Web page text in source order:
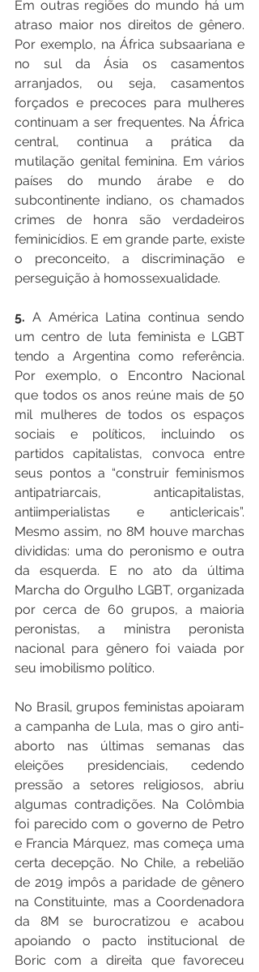
Em outras regiões do mundo há um
atraso maior nos direitos de gênero.
Por exemplo, na África subsaariana e
no sul da Ásia os casamentos
arranjados, ou seja, casamentos
forçados e precoces para mulheres
continuam a ser frequentes. Na África
central, continua a prática da
mutilação genital feminina. Em vários
países do mundo árabe e do
subcontinente indiano, os chamados
crimes de honra são verdadeiros
feminicídios. E em grande parte, existe
o preconceito, a discriminação e
perseguição à homossexualidade.
5. A América Latina continua sendo
um centro de luta feminista e LGBT
tendo a Argentina como referência.
Por exemplo, o Encontro Nacional
que todos os anos reúne mais de 50
mil mulheres de todos os espaços
sociais e políticos, incluindo os
partidos capitalistas, convoca entre
seus pontos a “construir feminismos
antipatriarcais, anticapitalistas,
antiimperialistas e anticlericais”.
Mesmo assim, no 8M houve marchas
divididas: uma do peronismo e outra
da esquerda. E no ato da última
Marcha do Orgulho LGBT, organizada
por cerca de 60 grupos, a maioria
peronistas, a ministra peronista
nacional para gênero foi vaiada por
seu imobilismo político.
No Brasil, grupos feministas apoiaram
a campanha de Lula, mas o giro anti-
aborto nas últimas semanas das
eleições presidenciais, cedendo
pressão a setores religiosos, abriu
algumas contradições. Na Colômbia
foi parecido com o governo de Petro
e Francia Márquez, mas começa uma
certa decepção. No Chile, a rebelião
de 2019 impôs a paridade de gênero
na Constituinte, mas a Coordenadora
da 8M se burocratizou e acabou
apoiando o pacto institucional de
Boric com a direita que favoreceu